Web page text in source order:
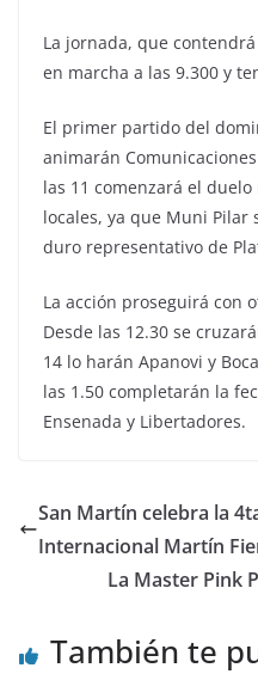
La jornada, que
en marcha a las 9.300 y
El primer partido del
animarán
las 11 comenzará el
locales, ya que Muni Pilar
duro representativo de
La acción proseguirá con
Desde las 12.30 se
14 lo harán Apanovi y
las 1.50 completarán la
Ensenada y Libertadores.
San Martín celebra la
Internacional Martín
La Master Pink
También te